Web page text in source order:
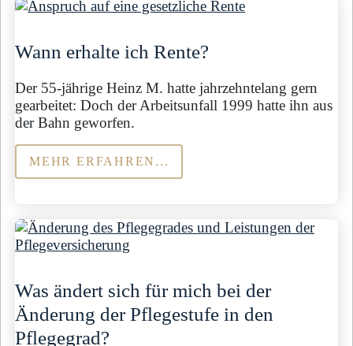
Wann erhalte ich Rente?
Der 55-jährige Heinz M. hatte jahrzehntelang gern
gearbeitet: Doch der Arbeitsunfall 1999 hatte ihn aus
der Bahn geworfen.
MEHR ERFAHREN...
Was ändert sich für mich bei der
Änderung der Pflegestufe in den
Pflegegrad?